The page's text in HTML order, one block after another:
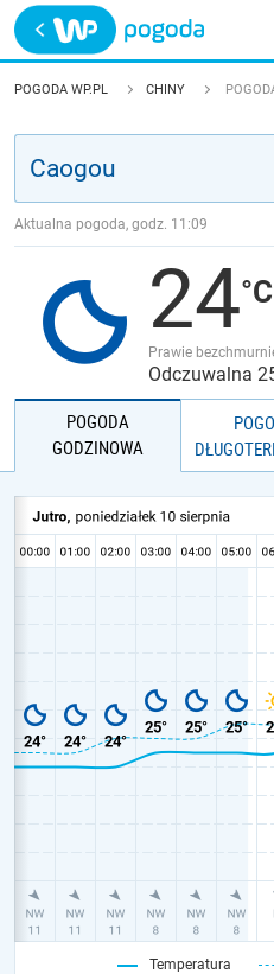
Trwa ładowanie
POLSKA
JAKOŚĆ POWIETRZA
POGODA WP.PL CHINY
Aktualna pogoda, godz. 11:09
24
Prawie
Odczuwalna
POGODA
GODZINOWA
Temperatura